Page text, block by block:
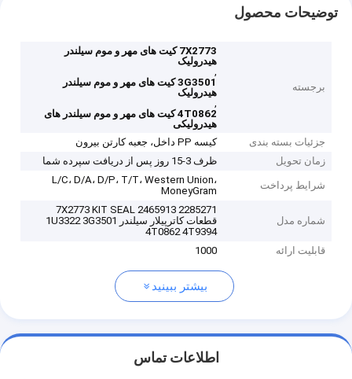
توضیحات محصول
برجسته
7X2773 کیت های مهر و موم سیلندر
هیدرولیک
,
3G3501 کیت های مهر و موم سیلندر
هیدرولیک
,
4T0862 کیت های مهر و موم سیلندر های
هیدرولیکی
جزئیات بسته بندی
کیسه PP داخل، جعبه کارتن بیرون
زمان تحویل
ظرف 3-15 روز پس از دریافت سپرده شما
شرایط پرداخت
L/C، D/A، D/P، T/T، Western Union،
MoneyGram
شماره مدل
2285271 2465913 7X2773 KIT SEAL
قطعات کاترپیلار سیلندر 1U3322 3G3501
4T0862 4T9394
قابلیت ارائه
1000
بیشتر ببینید
اطلاعات تماس